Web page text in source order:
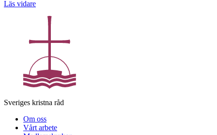
Läs vidare
Sveriges kristna råd
Om oss
Vårt arbete